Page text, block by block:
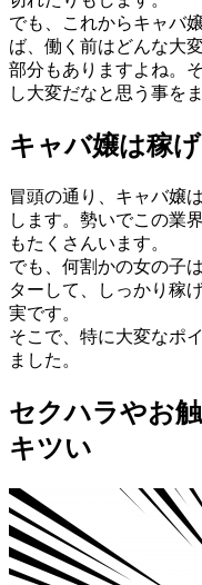
でも、これからキャバ
ば、働く前はどんな大
部分もありますよね。
し大変だなと思う事を
キャバ嬢は稼
冒頭の通り、キャバ嬢は
します。勢いでこの業
もたくさんいます。
でも、何割かの女の子
ターして、しっかり稼
実です。
そこで、特に大変なポ
ました。
セクハラやお
キツい